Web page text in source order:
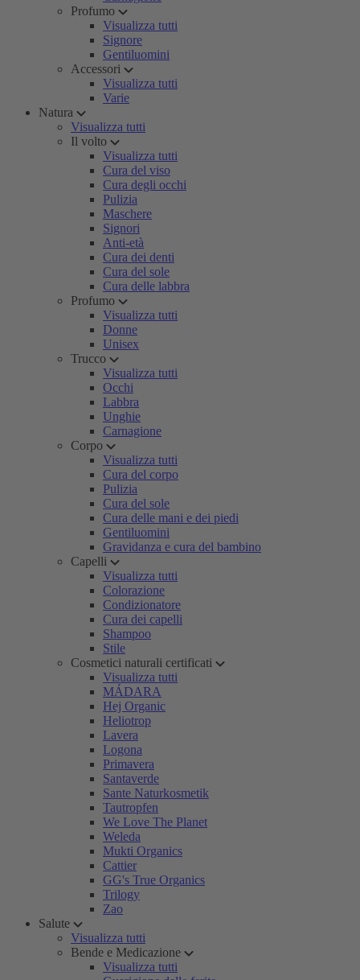
Profumo
Visualizza tutti
Signore
Gentiluomini
Accessori
Visualizza tutti
Varie
Natura
Visualizza tutti
Il volto
Visualizza tutti
Cura del viso
Cura degli occhi
Pulizia
Maschere
Signori
Anti-età
Cura dei denti
Cura del sole
Cura delle labbra
Profumo
Visualizza tutti
Donne
Unisex
Trucco
Visualizza tutti
Occhi
Labbra
Unghie
Carnagione
Corpo
Visualizza tutti
Cura del corpo
Pulizia
Cura del sole
Cura delle mani e dei piedi
Gentiluomini
Gravidanza e cura del bambino
Capelli
Visualizza tutti
Colorazione
Condizionatore
Cura dei capelli
Shampoo
Stile
Cosmetici naturali certificati
Visualizza tutti
MÁDARA
Hej Organic
Heliotrop
Lavera
Logona
Primavera
Santaverde
Sante Naturkosmetik
Tautropfen
We Love The Planet
Weleda
Mukti Organics
Cattier
GG's True Organics
Trilogy
Zao
Salute
Visualizza tutti
Bende e Medicazione
Visualizza tutti